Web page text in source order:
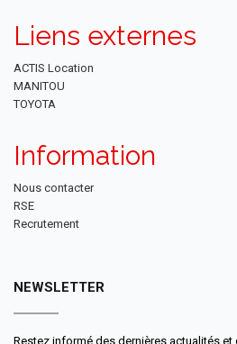
Liens externes
ACTIS Location
MANITOU
TOYOTA
Information
Nous contacter
RSE
Recrutement
NEWSLETTER
Restez informé des dernières actualités